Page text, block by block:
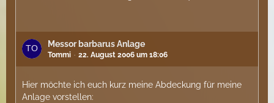
Messor barbarus Anlage
Tommi 22. August 2006 um 18:06
Hier möchte ich euch kurz meine Abdeckung für meine
Anlage vorstellen: